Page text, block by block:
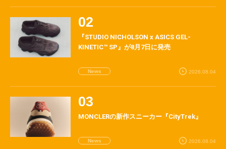
『STUDIO NICHOLSON x ASICS GEL-
KINETIC™ SP』が8月7日に発売
News 2026.08.04
MONCLERの新作スニーカー『CityTrek』
News 2026.08.04